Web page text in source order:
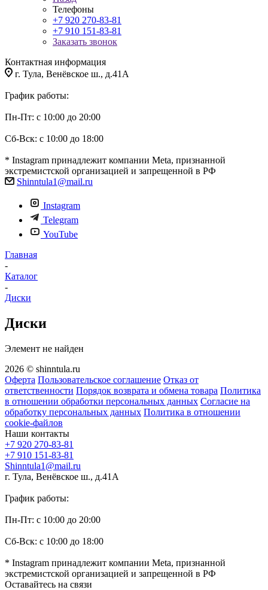
Телефоны
+7 920 270-83-81
+7 910 151-83-81
Заказать звонок
Контактная информация
г. Тула, Венёвское ш., д.41А
График работы:
Пн-Пт: с 10:00 до 20:00
Сб-Вск: с 10:00 до 18:00
* Instagram принадлежит компании Meta, признанной
экстремистской организацией и запрещенной в РФ
Shinntula1@mail.ru
Instagram
Telegram
YouTube
Главная
-
Каталог
-
Диски
Диски
Элемент не найден
2026 © shinntula.ru
Оферта Пользовательское соглашение Отказ от
ответственности Порядок возврата и обмена товара Политика
в отношении обработки персональных данных Согласие на
обработку персональных данных Политика в отношении
cookie-файлов
Наши контакты
+7 920 270-83-81
+7 910 151-83-81
Shinntula1@mail.ru
г. Тула, Венёвское ш., д.41А
График работы:
Пн-Пт: с 10:00 до 20:00
Сб-Вск: с 10:00 до 18:00
* Instagram принадлежит компании Meta, признанной
экстремистской организацией и запрещенной в РФ
Оставайтесь на связи